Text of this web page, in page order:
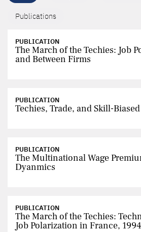
Publications
PUBLICATION
The March of the Techies: Job
and Between Firms
PUBLICATION
Techies, Trade, and Skill-
PUBLICATION
The Multinational Wage
Dyanmics
PUBLICATION
The March of the Techies:
Job Polarization in France,